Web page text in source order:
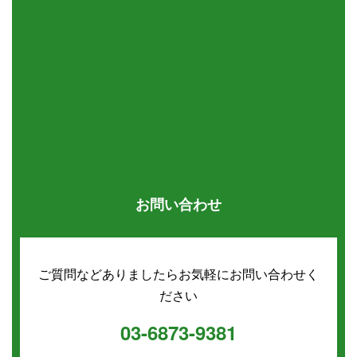
お問い合わせ
ご質問などありましたらお気軽にお問い合わせく
ださい
03-6873-9381